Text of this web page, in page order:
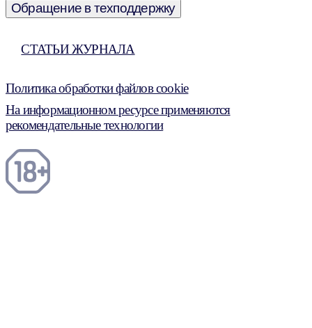
Обращение в техподдержку
СТАТЬИ ЖУРНАЛА
Политика обработки файлов cookie
На информационном ресурсе применяются
рекомендательные технологии